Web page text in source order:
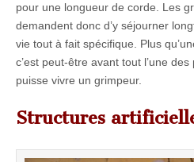
pour une longueur de corde. Les
demandent donc d’y séjourner
vie tout à fait spécifique. Plus
c’est peut-être avant tout l’une
puisse vivre un grimpeur.
Structures